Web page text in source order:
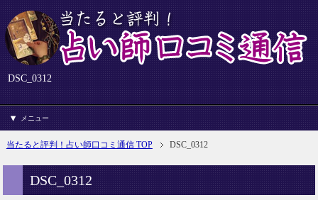
DSC_0312
メニュー
当たると評判！占い師口コミ通信 TOP DSC_0312
DSC_0312